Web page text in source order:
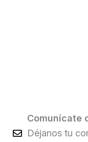
Comunícate
Déjanos tu